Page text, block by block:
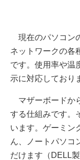
現在のパソコン
ネットワークの各
です。使用率や温
示に対応しており
マザーボードか
する仕組みです。
います。ゲーミン
ん、ノートパソコ
だけます（DELL